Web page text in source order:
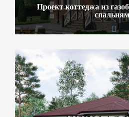
Проект коттеджа из